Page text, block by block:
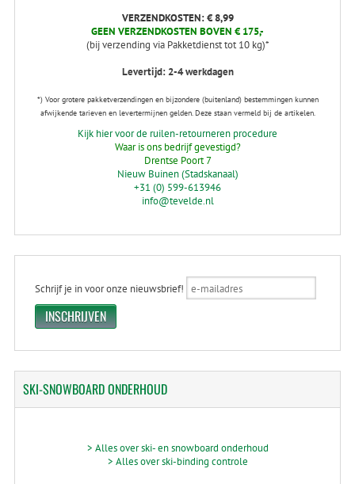
VERZENDKOSTEN: € 8,99
GEEN VERZENDKOSTEN BOVEN € 175,-
(bij verzending via Pakketdienst tot 10 kg)*
Levertijd: 2-4 werkdagen
*) Voor grotere pakketverzendingen en bijzondere (buitenland) bestemmingen kunnen
afwijkende tarieven en levertermijnen gelden. Deze staan vermeld bij de artikelen.
Kijk hier voor de ruilen-retourneren procedure
Waar is ons bedrijf gevestigd?
Drentse Poort 7
Nieuw Buinen (Stadskanaal)
+31 (0) 599-613946
info@tevelde.nl
Schrijf je in voor onze nieuwsbrief!
SKI-SNOWBOARDONDERHOUD
> Alles over ski- en snowboard onderhoud
> Alles over ski-binding controle